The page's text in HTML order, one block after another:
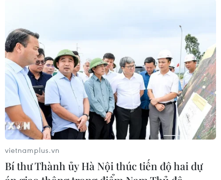
vietnamplus.vn
Bí thư Thành ủy Hà Nội thúc tiến độ hai dự